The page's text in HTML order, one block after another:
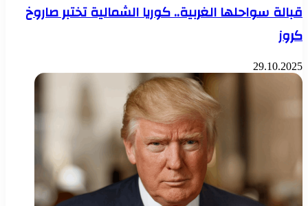
قبالة سواحلها الغربية.. كوريا الشمالية تختبر صاروخ
كروز
29.10.2025